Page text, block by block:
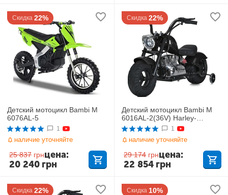
Скидка 22%
Детский мотоцикл Bambi M
6076AL-5
1
наличие уточняйте
25 837 грн
20 240 грн
цена:
Скидка 22%
Детский мотоцикл Bambi M
6016AL-2(36V) Harley-
Davidson
1
наличие уточняйте
29 174 грн
22 854 грн
цена:
Скидка 22% Скидка 10%